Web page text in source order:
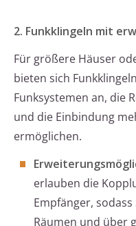
2. Funkklingeln mit
Für größere Häuser
bieten sich
Funksystemen an, die
und die Einbindung
ermöglichen.
erlauben die
Empfänger,
Räumen und über